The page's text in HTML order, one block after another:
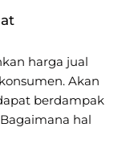
harga jual
Akan
berdampak
hal